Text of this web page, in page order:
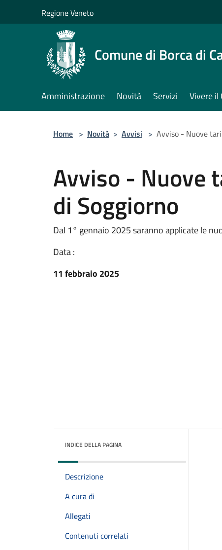
Regione Veneto
Comune di Borca di
Amministrazione Novità Servizi Vivere il
Home > Novità > Avvisi > Avviso - Nuove
Avviso - Nuove
di Soggiorno
Dal 1° gennaio 2025 saranno applicate le
Data :
11 febbraio 2025
INDICE DELLA PAGINA
Descrizione
A cura di
Allegati
Contenuti correlati